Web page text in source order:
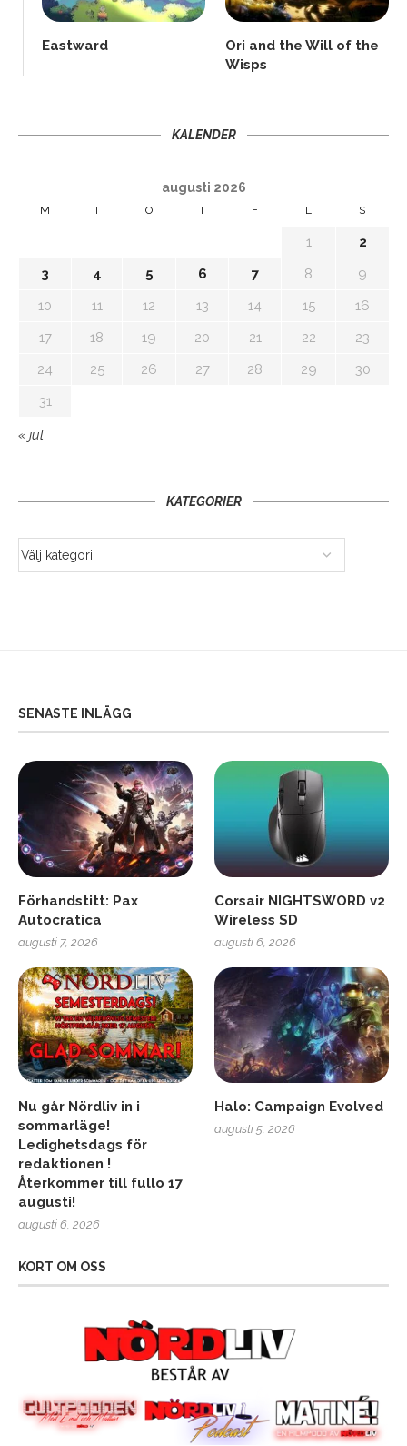
Eastward
Ori and the Will of the
Wisps
KALENDER
augusti 2026
M T O T F L S
1
2
3
4 5 6 7 8
9
10
11 12 13 14 15
16
17
18 19 20 21 22
23
24
25 26 27 28 29
30
31
« jul
KATEGORIER
SENASTE INLÄGG
Förhandstitt: Pax
Autocratica
augusti 7, 2026
Corsair NIGHTSWORD v2
Wireless SD
augusti 6, 2026
Nu går Nördliv in i
sommarläge!
Ledighetsdags för
redaktionen !
Återkommer till fullo 17
augusti!
augusti 6, 2026
Halo: Campaign Evolved
augusti 5, 2026
KORT OM OSS